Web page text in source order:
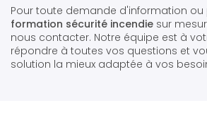
Pour toute demande d'information ou
formation sécurité incendie sur
nous contacter. Notre équipe est à
répondre à toutes vos questions et
solution la mieux adaptée à vos